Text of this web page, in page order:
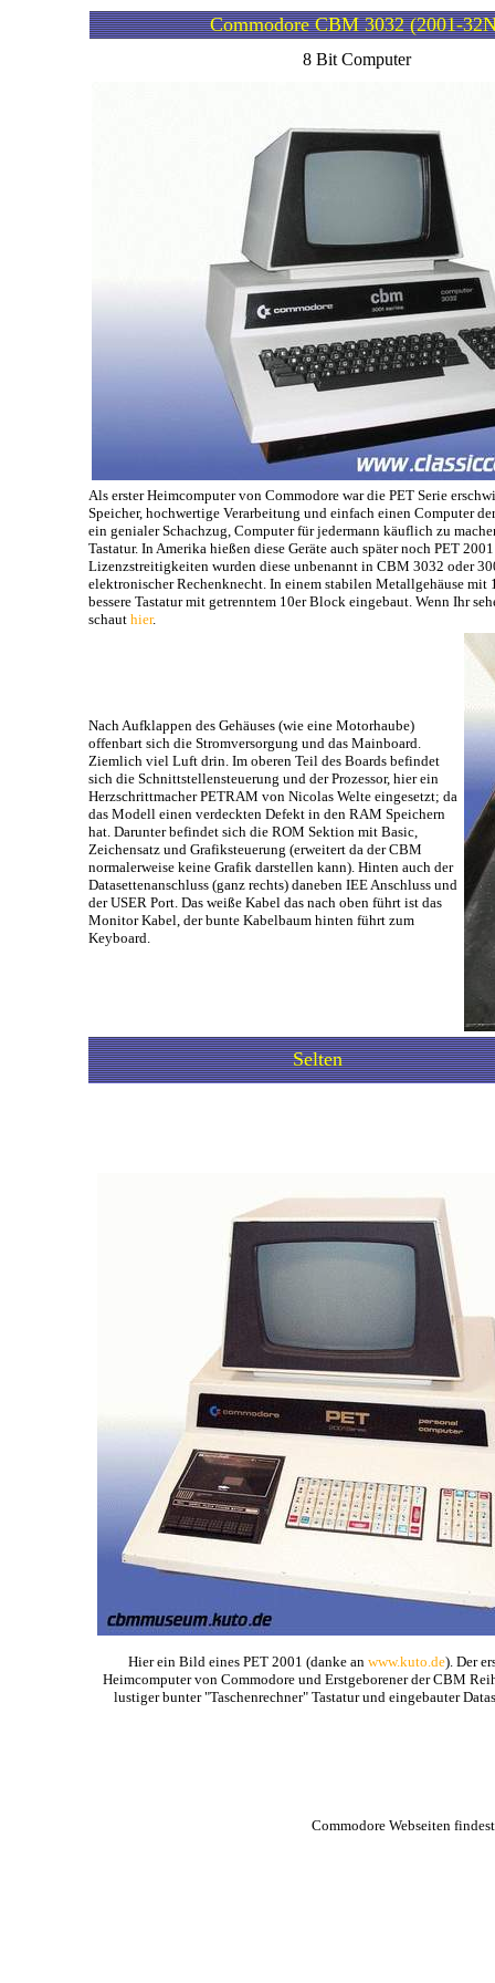
Commodore CBM 3032 (2001-
8 Bit Computer
Als erster Heimcomputer von Commodore war die PET Serie
Speicher, hochwertige Verarbeitung und einfach einen Computer
ein genialer Schachzug, Computer für jedermann käuflich zu
Tastatur. In Amerika hießen diese Geräte auch später noch PET
Lizenzstreitigkeiten wurden diese unbenannt in CBM 3032 oder
elektronischer Rechenknecht. In einem stabilen Metallgehäuse
bessere Tastatur mit getrenntem 10er Block eingebaut. Wenn Ihr
schaut hier.
Nach Aufklappen des Gehäuses (wie eine Motorhaube)
offenbart sich die Stromversorgung und das Mainboard.
Ziemlich viel Luft drin. Im oberen Teil des Boards befindet
sich die Schnittstellensteuerung und der Prozessor, hier ein
Herzschrittmacher PETRAM von Nicolas Welte eingesetzt; da
das Modell einen verdeckten Defekt in den RAM Speichern
hat. Darunter befindet sich die ROM Sektion mit Basic,
Zeichensatz und Grafiksteuerung (erweitert da der CBM
normalerweise keine Grafik darstellen kann). Hinten auch der
Datasettenanschluss (ganz rechts) daneben IEE Anschluss und
der USER Port. Das weiße Kabel das nach oben führt ist das
Monitor Kabel, der bunte Kabelbaum hinten führt zum
Keyboard.
Selten
Hier ein Bild eines PET 2001 (danke an www.kuto.de). Der
Heimcomputer von Commodore und Erstgeborener der CBM
lustiger bunter "Taschenrechner" Tastatur und eingebauter
Commodore Webseiten